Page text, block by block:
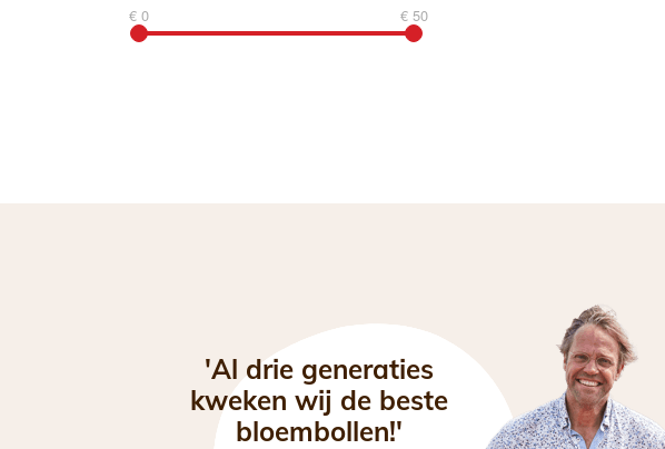
€ 0 € 50
'Al drie generaties
kweken wij de beste
bloembollen!'